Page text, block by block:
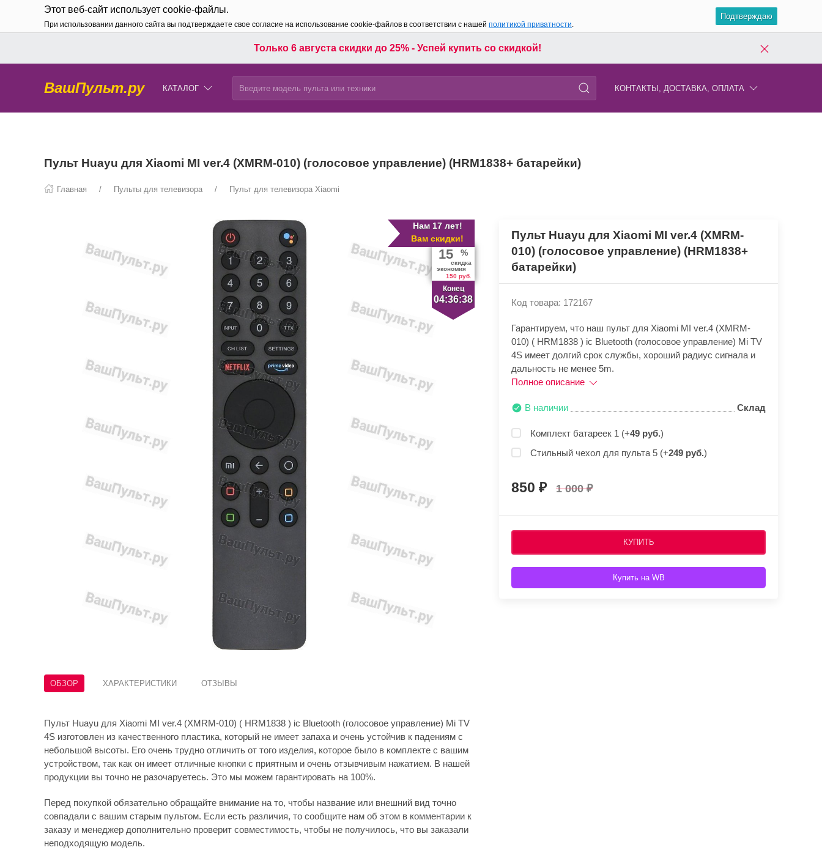
Этот веб-сайт использует cookie-файлы.
При использовании данного сайта вы подтверждаете свое согласие на использование cookie-файлов в соответствии с нашей политикой приватности.
Подтверждаю
Только 6 августа скидки до 25% - Успей купить со скидкой!
ВашПульт.ру КАТАЛОГ КОНТАКТЫ, ДОСТАВКА, ОПЛАТА
Пульт Huayu для Xiaomi MI ver.4 (XMRM-010) (голосовое управление) (HRM1838+ батарейки)
Главная Пульты для телевизора Пульт для телевизора Xiaomi
Нам 17 лет!
Вам скидки!
Конец
04:36:38
15 %
скидка
экономия
150 руб.
ОБЗОР ХАРАКТЕРИСТИКИ ОТЗЫВЫ
Пульт Huayu для Xiaomi MI ver.4 (XMRM-010) ( HRM1838 ) ic Bluetooth (голосовое управление) Mi TV
4S изготовлен из качественного пластика, который не имеет запаха и очень устойчив к падениям с
небольшой высоты. Его очень трудно отличить от того изделия, которое было в комплекте с вашим
устройством, так как он имеет отличные кнопки с приятным и очень отзывчивым нажатием. В нашей
продукции вы точно не разочаруетесь. Это мы можем гарантировать на 100%.
Перед покупкой обязательно обращайте внимание на то, чтобы название или внешний вид точно
совпадали с вашим старым пультом. Если есть различия, то сообщите нам об этом в комментарии к
заказу и менеджер дополнительно проверит совместимость, чтобы не получилось, что вы заказали
неподходящую модель.
Пульт Huayu для Xiaomi MI ver.4 (XMRM-
010) (голосовое управление) (HRM1838+
батарейки)
Код товара: 172167
Гарантируем, что наш пульт для Xiaomi MI ver.4 (XMRM-
010) ( HRM1838 ) ic Bluetooth (голосовое управление) Mi TV
4S имеет долгий срок службы, хороший радиус сигнала и
дальность не менее 5m.
Полное описание
В наличии Склад
Комплект батареек 1 (+49 руб.)
Стильный чехол для пульта 5 (+249 руб.)
850 1 000
КУПИТЬ
Купить на WB